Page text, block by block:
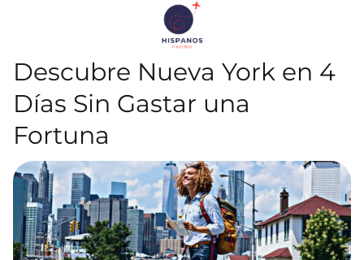
Descubre Nueva York en 4
Días Sin Gastar una
Fortuna